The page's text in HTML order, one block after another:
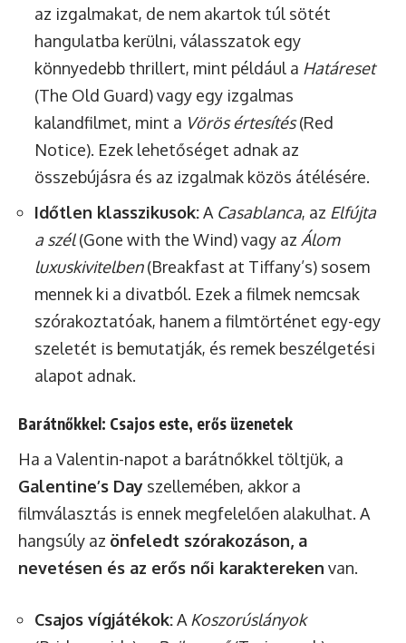
az izgalmakat, de nem akartok túl sötét
hangulatba kerülni, válasszatok egy
könnyedebb thrillert, mint például a Határeset
(The Old Guard) vagy egy izgalmas
kalandfilmet, mint a Vörös értesítés(Red
Notice). Ezek lehetőséget adnak az
összebújásra és az izgalmak közös átélésére.
Időtlen klasszikusok:A Casablanca, az Elfújta
a szél(Gone with the Wind) vagy az Álom
luxuskivitelben(Breakfast at Tiffany’s) sosem
mennek ki a divatból. Ezek a filmek nemcsak
szórakoztatóak, hanem a filmtörténet egy-egy
szeletét is bemutatják, és remek beszélgetési
alapot adnak.
Barátnőkkel: Csajos este, erős üzenetek
Ha a Valentin-napot a barátnőkkel töltjük, a
Galentine’s Day szellemében, akkor a
filmválasztás is ennek megfelelően alakulhat. A
hangsúly az önfeledt szórakozáson, a
nevetésen és az erős női karaktereken van.
Csajos vígjátékok:A Koszorúslányok